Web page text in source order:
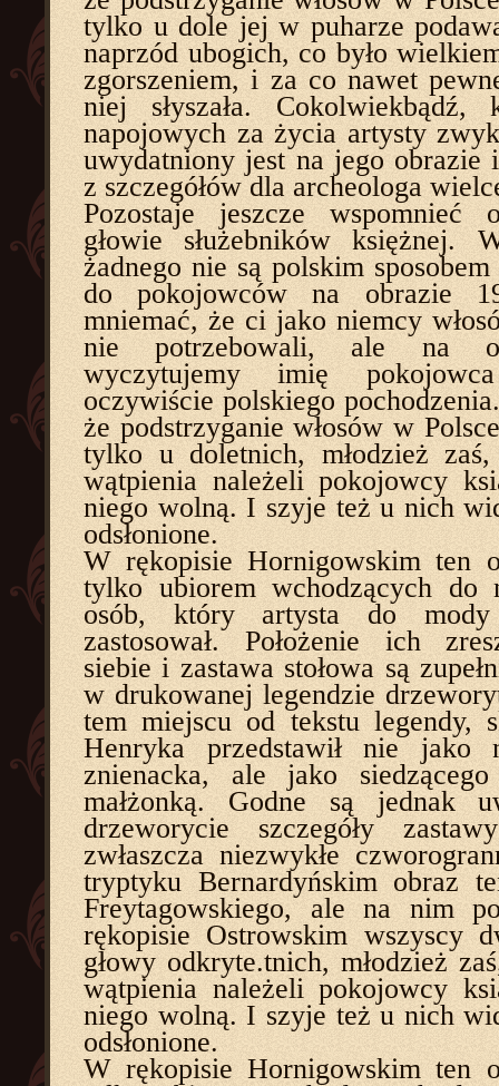
tylko u dole jej w puharze
naprzód ubogich, co było
zgorszeniem, i za co nawet
niej słyszała. Cokolwiekbądź,
napojowych za życia artysty
uwydatniony jest na jego obrazie
z szczegółów dla archeologa
Pozostaje jeszcze wspomnieć
głowie służebników księżnej.
żadnego nie są polskim
do pokojowców na obrazie
mniemać, że ci jako niemcy
nie potrzebowali, ale na
wyczytujemy imię pokojowca
oczywiście polskiego
że podstrzyganie włosów w
tylko u doletnich, młodzież
wątpienia należeli pokojowcy
niego wolną. I szyje też u nich
odsłonione.
W rękopisie Hornigowskim ten
tylko ubiorem wchodzących do
osób, który artysta do
zastosował. Położenie ich
siebie i zastawa stołowa są
w drukowanej legendzie
tem miejscu od tekstu legendy,
Henryka przedstawił nie jako
znienacka, ale jako
małżonką. Godne są jednak
drzeworycie szczegóły
zwłaszcza niezwykłe
tryptyku Bernardyńskim obraz
Freytagowskiego, ale na nim
rękopisie Ostrowskim wszyscy
głowy odkryte.tnich, młodzież
wątpienia należeli pokojowcy
niego wolną. I szyje też u nich
odsłonione.
W rękopisie Hornigowskim ten